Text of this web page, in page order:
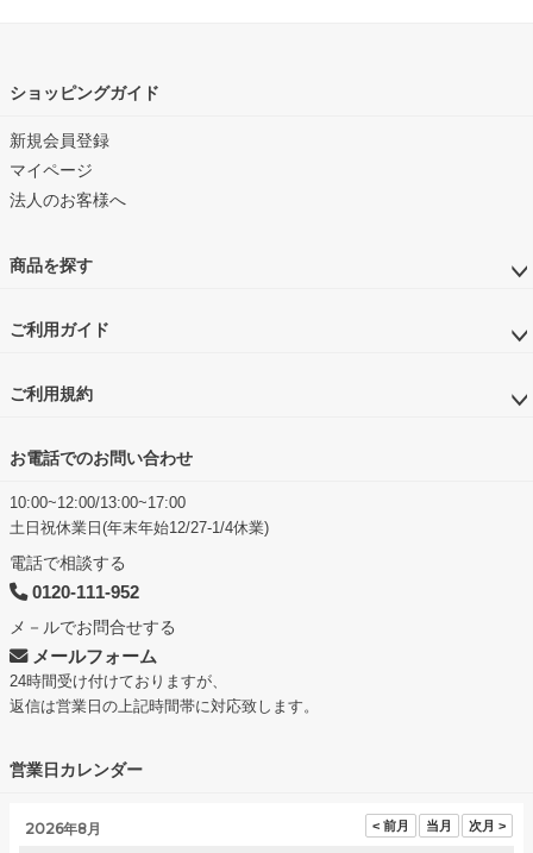
ショッピングガイド
新規会員登録
マイページ
法人のお客様へ
商品を探す
ご利用ガイド
ご利用規約
お電話でのお問い合わせ
10:00~12:00/13:00~17:00
土日祝休業日(年末年始12/27-1/4休業)
電話で相談する
0120-111-952
メ－ルでお問合せする
メールフォーム
24時間受け付けておりますが、
返信は営業日の上記時間帯に対応致します。
営業日カレンダー
2026年8月